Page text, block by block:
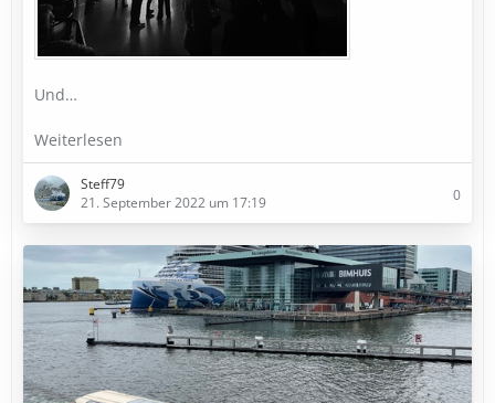
Und…
Weiterlesen
Steff79
21. September 2022 um 17:19
0